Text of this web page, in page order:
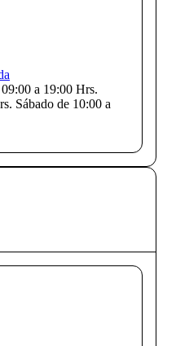
a 19:00 Hrs.
Sábado de 10:00 a